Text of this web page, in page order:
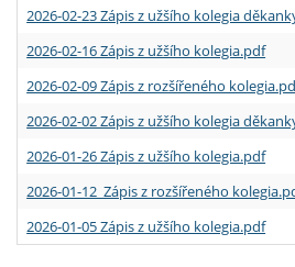
2026-02-23 Zápis z užšího kolegia
2026-02-16 Zápis z užšího kolegia.pdf
2026-02-09 Zápis z rozšířeného
2026-02-02 Zápis z užšího kolegia
2026-01-26 Zápis z užšího kolegia.pdf
2026-01-12 Zápis z rozšířeného
2026-01-05 Zápis z užšího kolegia.pdf